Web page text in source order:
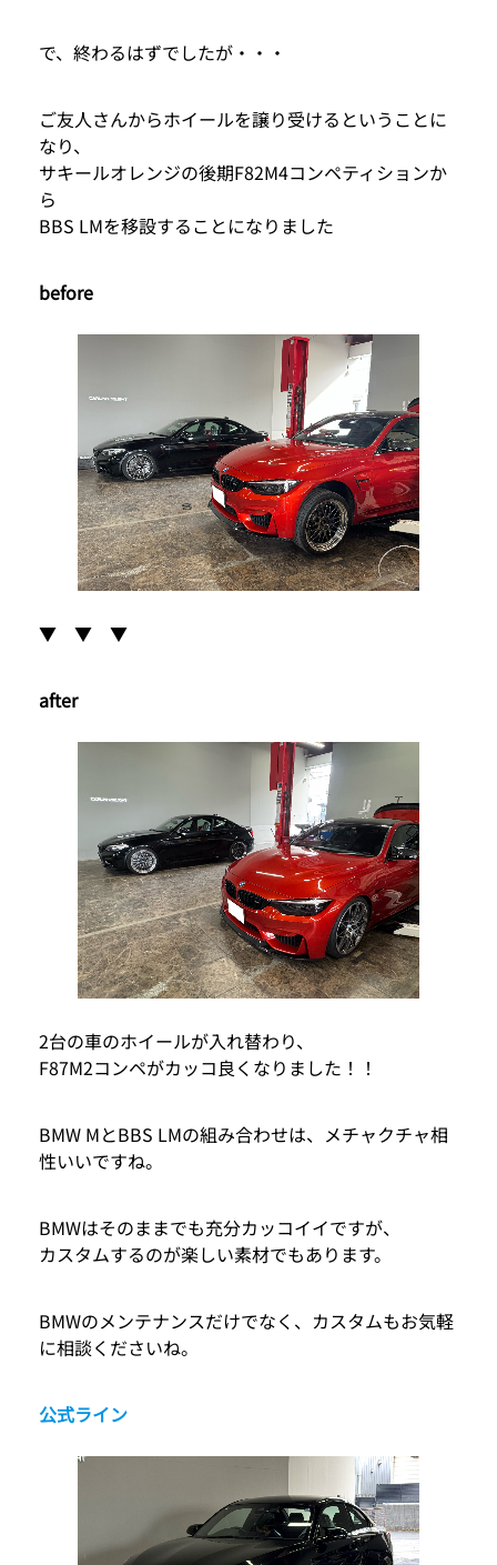
で、終わるはずでしたが・・・
ご友人さんからホイールを譲り受けるということに
なり、
サキールオレンジの後期F82M4コンペティションか
ら
BBS LMを移設することになりました
before
▼ ▼ ▼
after
2台の車のホイールが入れ替わり、
F87M2コンペがカッコ良くなりました！！
BMW MとBBS LMの組み合わせは、メチャクチャ相
性いいですね。
BMWはそのままでも充分カッコイイですが、
カスタムするのが楽しい素材でもあります。
BMWのメンテナンスだけでなく、カスタムもお気軽
に相談くださいね。
公式ライン